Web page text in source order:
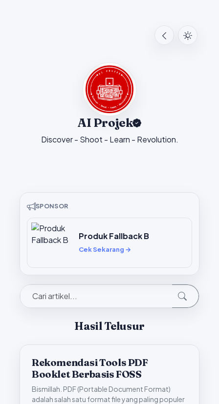
AI Projek
Discover - Shoot - Learn - Revolution.
SPONSOR
Produk Fallback B
Cek Sekarang →
Hasil Telusur
Rekomendasi Tools PDF
Booklet Berbasis FOSS
Bismillah. PDF (Portable Document Format)
adalah salah satu format file yang paling populer